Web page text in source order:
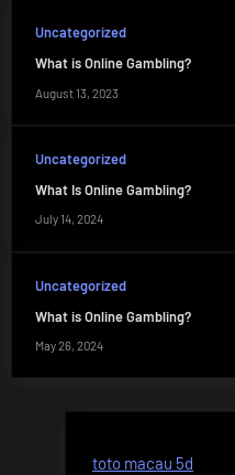
Uncategorized
What is Online Gambling?
August 13, 2023
Uncategorized
What Is Online Gambling?
July 14, 2024
Uncategorized
What is Online Gambling?
May 26, 2024
toto macau 5d